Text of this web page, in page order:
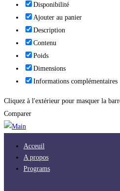
Disponibilité
Ajouter au panier
Description
Contenu
Poids
Dimensions
Informations complémentaires
Cliquez à l'extérieur pour masquer la
Comparer
Acceuil
A propos
Programs